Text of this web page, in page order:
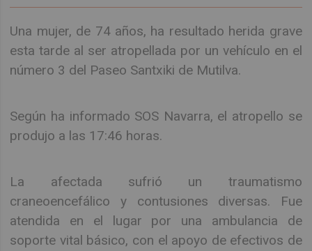
Una mujer, de 74 años, ha resultado herida grave
esta tarde al ser atropellada por un vehículo en el
número 3 del Paseo Santxiki de Mutilva.
Según ha informado SOS Navarra, el atropello se
produjo a las 17:46 horas.
La afectada sufrió un traumatismo
craneoencefálico y contusiones diversas. Fue
atendida en el lugar por una ambulancia de
soporte vital básico, con el apoyo de efectivos de